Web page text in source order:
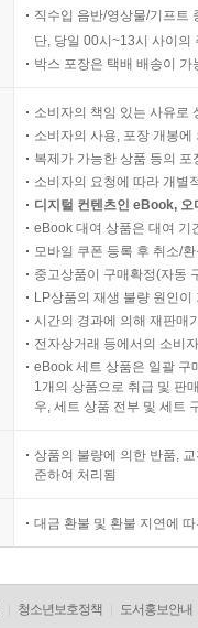
직수입 음반/영상물/기프트
단, 당일 00시~13시 사이의
박스 포장은 택배 배송이
소비자의 책임 있는 사유로
소비자의 사용, 포장 개봉
복제가 가능한 상품 등의
소비자의 요청에 따라 개별
디지털 컨텐츠인 eBook,
eBook 대여 상품은 대여 기
모바일 쿠폰 등록 후 취소/
중고상품이 구매확정(자동
LP상품의 재생 불량 원인
시간의 경과에 의해 재판매
전자상거래 등에서의 소비
eBook 세트 상품은 일괄 구
1개의 상품으로 취급 및 판
우, 세트 상품 전부 및 세트
상품의 불량에 의한 반품,
준하여 처리됨
대금 환불 및 환불 지연에
청소년보호정책 도서홍보안내